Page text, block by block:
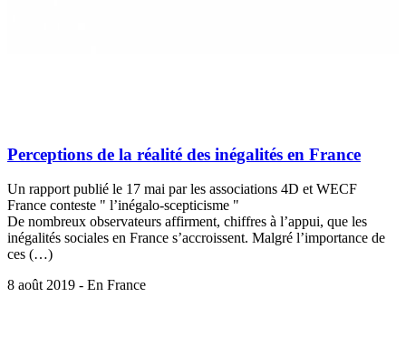
Perceptions de la réalité des inégalités en France
Un rapport publié le 17 mai par les associations 4D et WECF
France conteste " l’inégalo-scepticisme "
De nombreux observateurs affirment, chiffres à l’appui, que les
inégalités sociales en France s’accroissent. Malgré l’importance de
ces (…)
8 août 2019 - En France